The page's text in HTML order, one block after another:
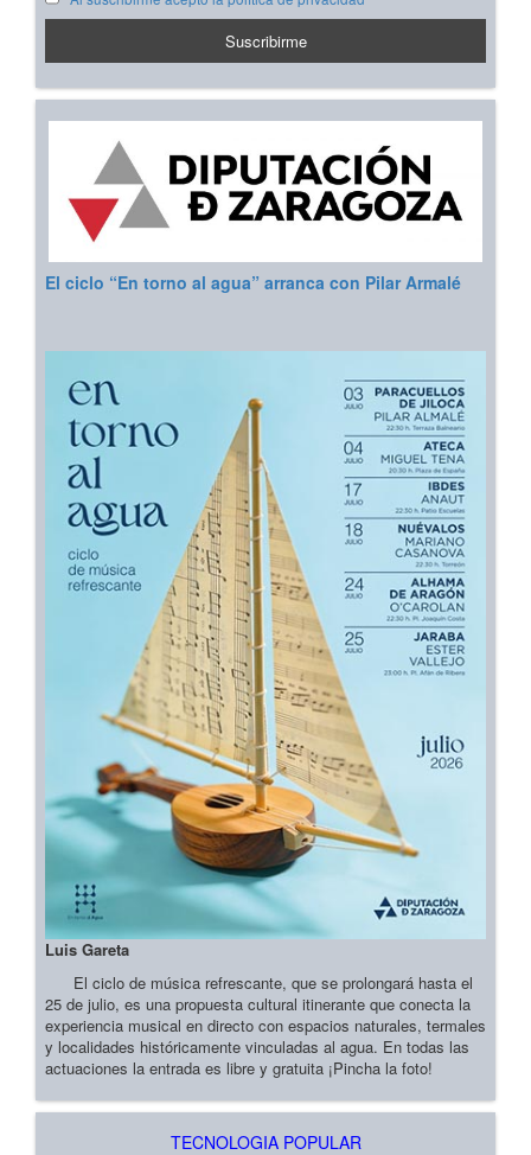
El ciclo “En torno al agua” arranca con Pilar Armalé
Luis Gareta
El ciclo de música refrescante, que se prolongará hasta el
25 de julio, es una propuesta cultural itinerante que conecta la
experiencia musical en directo con espacios naturales, termales
y localidades históricamente vinculadas al agua. En todas las
actuaciones la entrada es libre y gratuita ¡Pincha la foto!
TECNOLOGIA POPULAR